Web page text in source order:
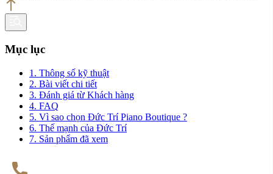
Mục lục
1. Thông số kỹ thuật
2. Bài viết chi tiết
3. Đánh giá từ Khách hàng
4. FAQ
5. Vì sao chọn Đức Trí Piano Boutique ?
6. Thế mạnh của Đức Trí
7. Sản phẩm đã xem